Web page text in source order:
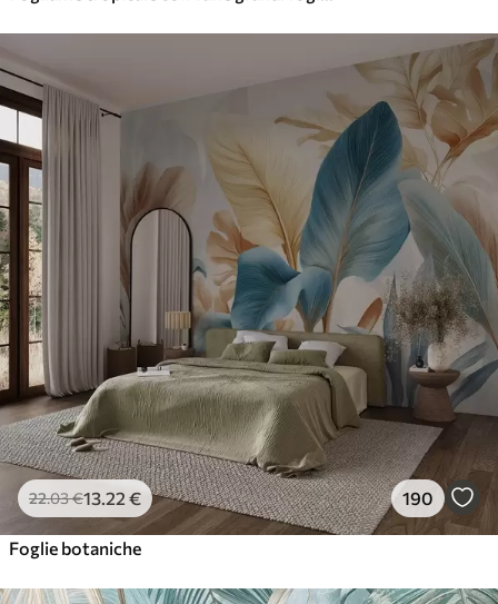
22.03€13 .22 € 190
Foglie botaniche